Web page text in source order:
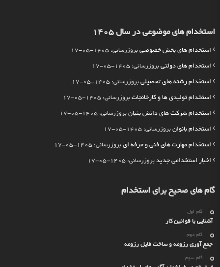
استخدام های موضوعی در سال 1405
استخدام های بخش خصوصی بروزرسانی: 1405-05-17
استخدام های دولتی بروزرسانی: 1405-05-17
استخدام رشته های تحصیلی بروزرسانی: 1405-05-17
استخدام تولیدی ها و کارخانجات بروزرسانی: 1405-05-17
استخدام شرکت های دانش بنیان بروزرسانی: 1405-05-17
استخدام بانوان بروزرسانی: 1405-05-17
استخدام مهارت های فنی و حرفه ای بروزرسانی: 1405-05-17
اخبار استخدامی جدید بروزرسانی: 1405-05-17
گام های صحیح برای استخدام
گام اول
آشنایی با قوانین کار
گام دوم
جمع آوری رزومه و ساخت فایل رزومه
گام سوم